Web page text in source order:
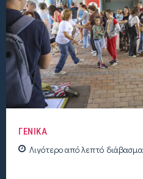
ΓΕΝΙΚΑ
Λιγότερο απόλεπτό διάβασμα